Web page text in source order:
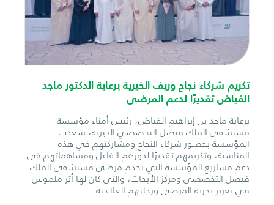
تكريم شركاء نجاح وريف الخيرية برعاية الدكتور ماجد
الفياض تقديرًا لدعم المرضى
برعاية ماجد بن إبراهيم الفياض، رئيس أمناء مؤسسة
مستشفى الملك فيصل التخصصي الخيرية، سعدت
المؤسسة بحضور شركاء النجاح ومشاركتهم في هذه
المناسبة، وتكريمهم تقديرًا لدورهم الفاعل ومساهماتهم في
دعم مشاريع المؤسسة التي تخدم مرضى مستشفى الملك
فيصل التخصصي ومركز الأبحاث، والتي كان لها أثر ملموس
في تعزيز تجربة المرضى ورحلتهم العلاجية.